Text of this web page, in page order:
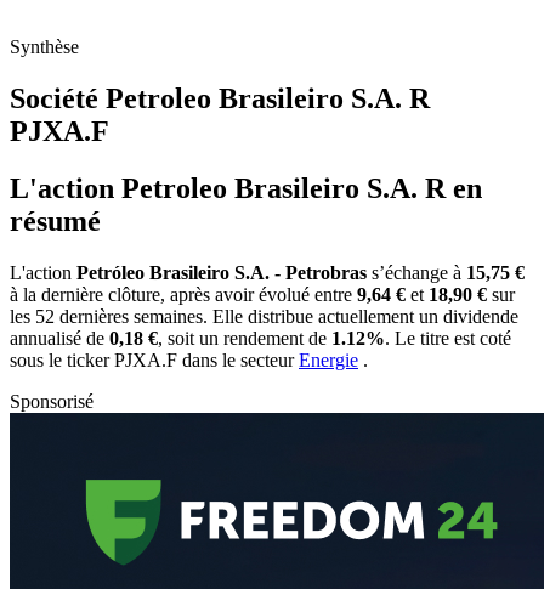
Synthèse
Société Petroleo Brasileiro S.A. R
PJXA.F
L'action Petroleo Brasileiro S.A. R en
résumé
L'action Petróleo Brasileiro S.A. - Petrobras s’échange à 15,75 €
à la dernière clôture, après avoir évolué entre 9,64 € et 18,90 € sur
les 52 dernières semaines. Elle distribue actuellement un dividende
annualisé de 0,18 €, soit un rendement de 1.12%. Le titre est coté
sous le tickerPJXA.F dans le secteurEnergie .
Sponsorisé